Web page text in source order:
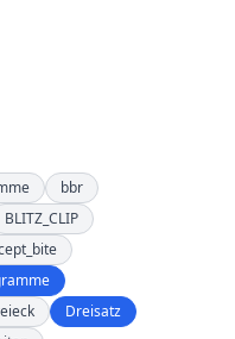
bbr
BLITZ_CLIP
Dreisatz